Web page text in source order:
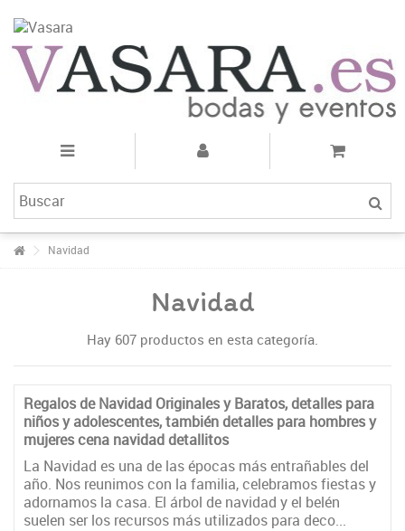
Navidad
Navidad
Hay 607 productos en esta categoría.
Regalos de Navidad Originales y Baratos, detalles para
niños y adolescentes, también detalles para hombres y
mujeres cena navidad detallitos
La Navidad es una de las épocas más entrañables del
año. Nos reunimos con la familia, celebramos fiestas y
adornamos la casa. El árbol de navidad y el belén
suelen ser los recursos más utilizados para deco...